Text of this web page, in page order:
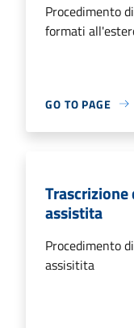
Procedimento
formati
GO TO PAGE
assistita
Procedimento
assisitita